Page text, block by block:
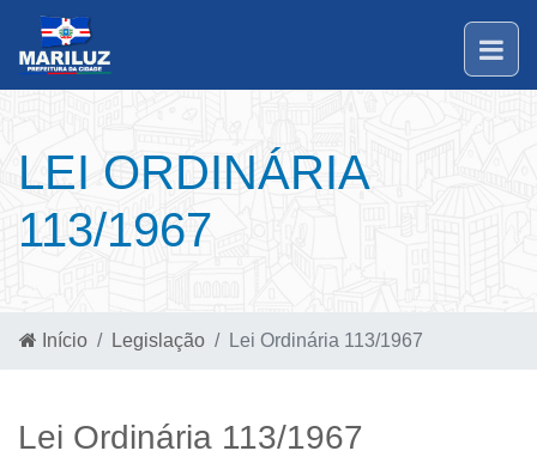
LEI ORDINÁRIA
113/1967
Início Legislação Lei Ordinária 113/1967
Lei Ordinária 113/1967